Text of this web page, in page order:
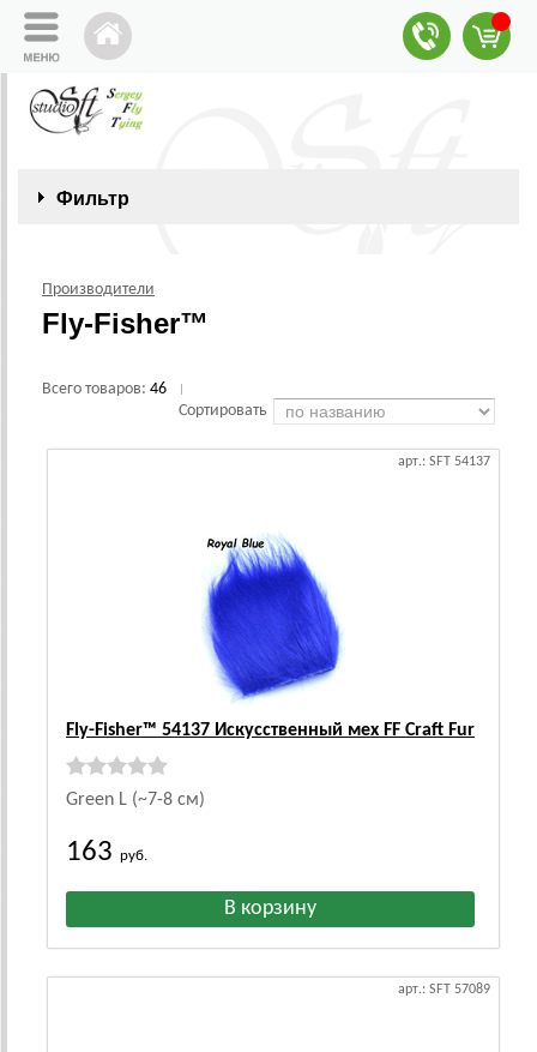
Фильтр
Производители
Fly-Fisher™
Всего товаров: 46
Сортировать
арт.: SFT 54137
Fly-Fisher™ 54137 Искусственный мех FF Craft Fur
Green L (~7-8 см)
163 руб.
арт.: SFT 57089